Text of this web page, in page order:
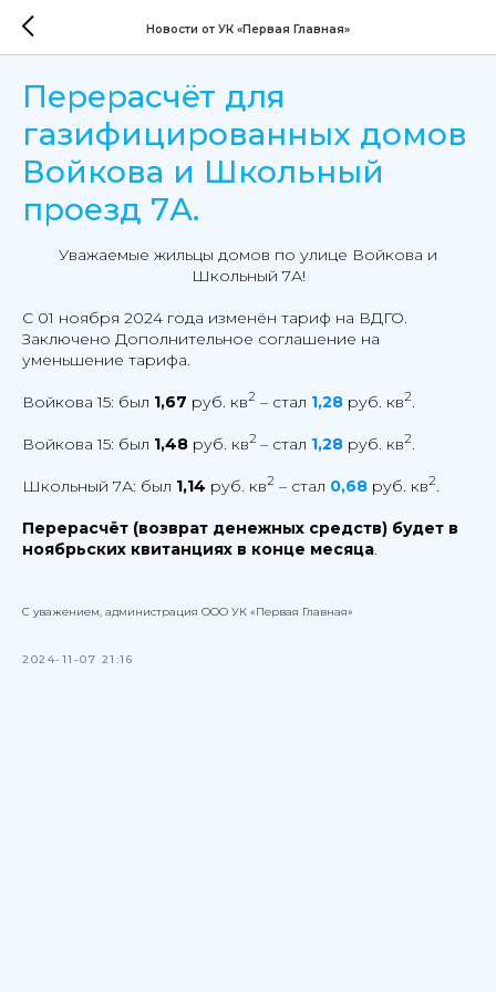
Новости от УК «Первая Главная»
Перерасчёт для
газифицированных домов
Войкова и Школьный
проезд 7А.
Уважаемые жильцы домов по улице Войкова и
Школьный 7А!
С 01 ноября 2024 года изменён тариф на ВДГО.
Заключено Дополнительное соглашение на
уменьшение тарифа.
Войкова 15: был 1,67 руб. кв2 – стал 1,28 руб. кв2.
Войкова 15: был 1,48 руб. кв2 – стал 1,28 руб. кв2.
Школьный 7А: был 1,14 руб. кв2 – стал 0,68 руб. кв2.
Перерасчёт (возврат денежных средств) будет в
ноябрьских квитанциях в конце месяца.
С уважением, администрация ООО УК «Первая Главная»
2024-11-07 21:16